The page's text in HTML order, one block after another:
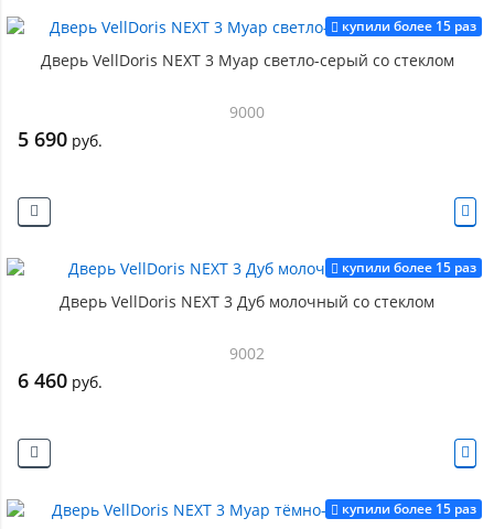
купили более 15 раз
Дверь VellDoris NEXT 3 Муар светло-серый со стеклом
9000
5 690 руб.
купили более 15 раз
Дверь VellDoris NEXT 3 Дуб молочный со стеклом
9002
6 460 руб.
купили более 15 раз